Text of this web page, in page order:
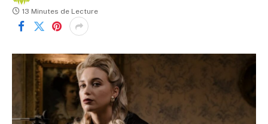
13 Minutes de Lecture